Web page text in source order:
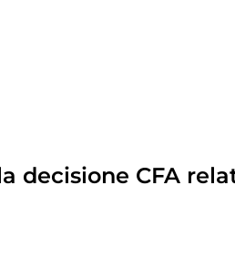
decisione CFA